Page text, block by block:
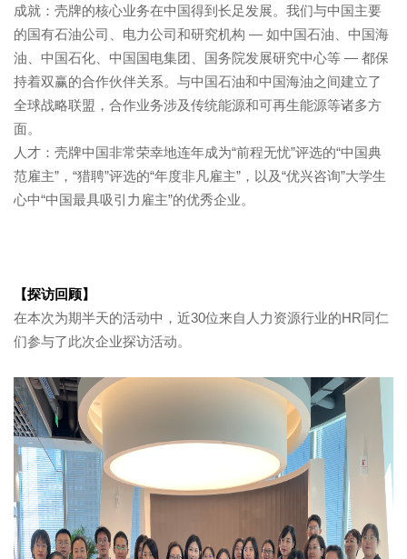
成就：壳牌的核心业务在中国得到长足发展。我们与中国主要
的国有石油公司、电力公司和研究机构 — 如中国石油、中国海
油、中国石化、中国国电集团、国务院发展研究中心等 — 都保
持着双赢的合作伙伴关系。与中国石油和中国海油之间建立了
全球战略联盟，合作业务涉及传统能源和可再生能源等诸多方
面。
人才：壳牌中国非常荣幸地连年成为“前程无忧”评选的“中国典
范雇主”，“猎聘”评选的“年度非凡雇主”，以及“优兴咨询”大学生
心中“中国最具吸引力雇主”的优秀企业。
【探访回顾】
在本次为期半天的活动中，近30位来自人力资源行业的HR同仁
们参与了此次企业探访活动。